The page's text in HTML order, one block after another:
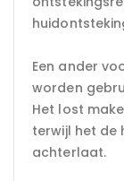
Een ander
worden
Het lost
terwijl het de
achterlaat.